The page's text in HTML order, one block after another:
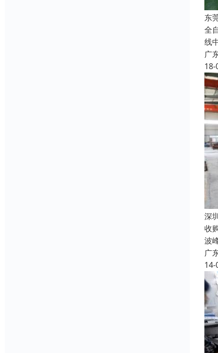
东
全
线
广
18-
深
收
波
广
14-